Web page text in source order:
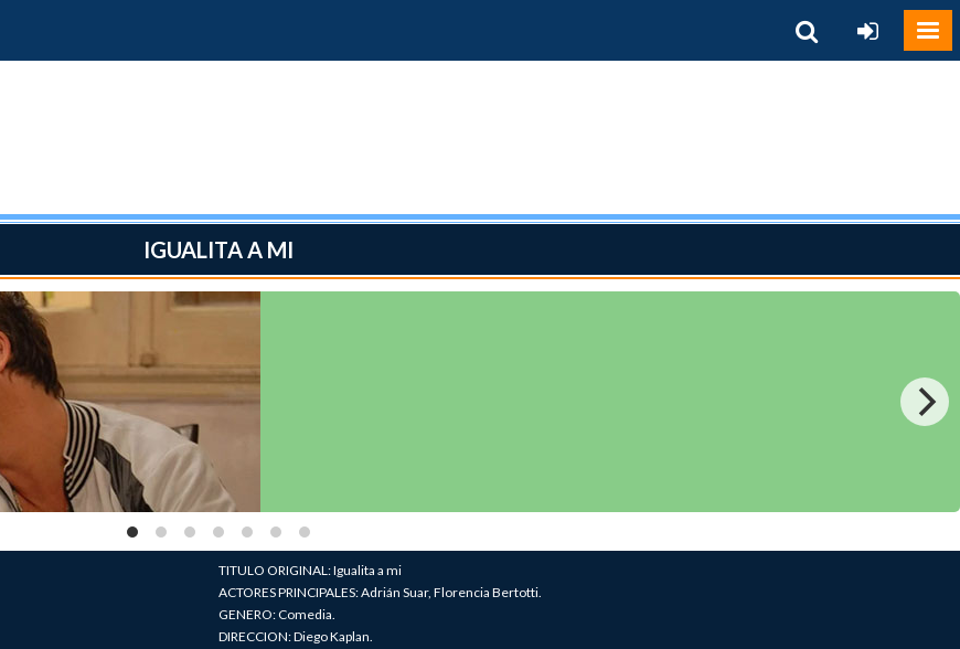
IGUALITA A MI
TITULO ORIGINAL: Igualita a mi
ACTORES PRINCIPALES: Adrián Suar, Florencia Bertotti.
GENERO: Comedia.
DIRECCION: Diego Kaplan.